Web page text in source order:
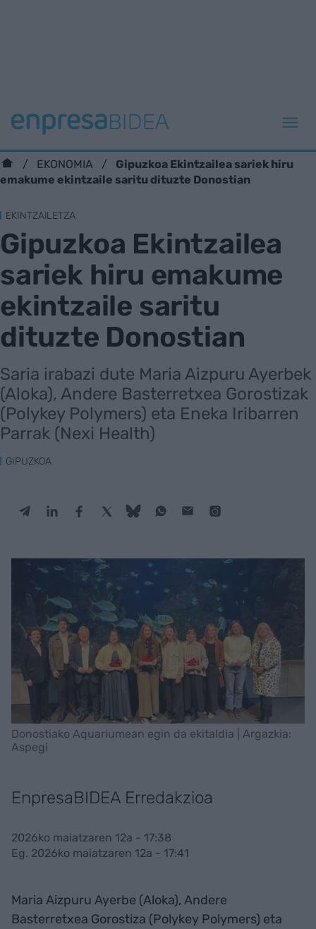
EKONOMIA
Gipuzkoa Ekintzailea sariek hiru
emakume ekintzaile saritu dituzte Donostian
EKINTZAILETZA
Gipuzkoa Ekintzailea
sariek hiru emakume
ekintzaile saritu
dituzte Donostian
Saria irabazi dute Maria Aizpuru Ayerbek
(Aloka), Andere Basterretxea Gorostizak
(Polykey Polymers) eta Eneka Iribarren
Parrak (Nexi Health)
GIPUZKOA
Donostiako Aquariumean egin da ekitaldia | Argazkia:
Aspegi
EnpresaBIDEA Erredakzioa
2026ko maiatzaren 12a - 17:38
Eg. 2026ko maiatzaren 12a - 17:41
Maria Aizpuru Ayerbe (Aloka), Andere
Basterretxea Gorostiza (Polykey Polymers) eta